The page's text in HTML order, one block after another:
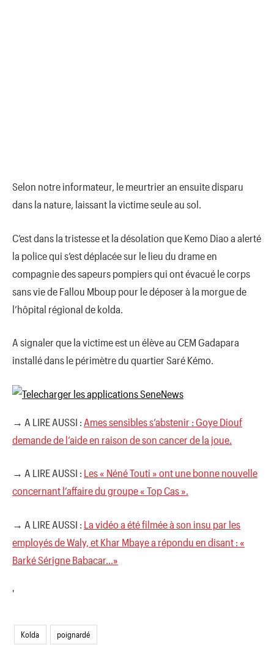
Selon notre informateur, le meurtrier an ensuite disparu
dans la nature, laissant la victime seule au sol.
C’est dans la tristesse et la désolation que Kemo Diao a alerté
la police qui s’est déplacée sur le lieu du drame en
compagnie des sapeurs pompiers qui ont évacué le corps
sans vie de Fallou Mboup pour le déposer à la morgue de
l’hôpital régional de kolda.
A signaler que la victime est un élève au CEM Gadapara
installé dans le périmètre du quartier Saré Kémo.
→ A LIRE AUSSI : Ames sensibles s’abstenir : Goye Diouf
demande de l’aide en raison de son cancer de la joue.
→ A LIRE AUSSI : Les « Néné Touti » ont une bonne nouvelle
concernant l’affaire du groupe « Top Cas ».
→ A LIRE AUSSI : La vidéo a été filmée à son insu par les
employés de Waly, et Khar Mbaye a répondu en disant : «
Barké Sérigne Babacar…»
'
Kolda poignardé